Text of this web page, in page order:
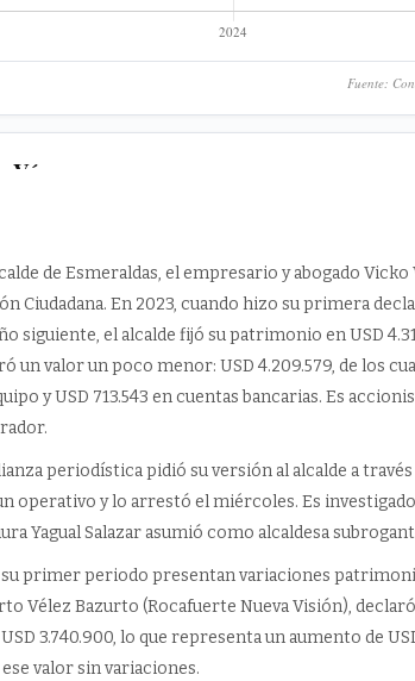
de Esmeraldas, el empresario y abogado
Ciudadana. En 2023, cuando hizo su primera
siguiente, el alcalde fijó su patrimonio en USD
un valor un poco menor: USD 4.209.579, de los
y USD 713.543 en cuentas bancarias. Es
periodística pidió su versión al alcalde a
operativo y lo arrestó el miércoles. Es
Yagual Salazar asumió como alcaldesa
primer periodo presentan variaciones
Vélez Bazurto (Rocafuerte Nueva Visión),
3.740.900, lo que representa un aumento de
valor sin variaciones.